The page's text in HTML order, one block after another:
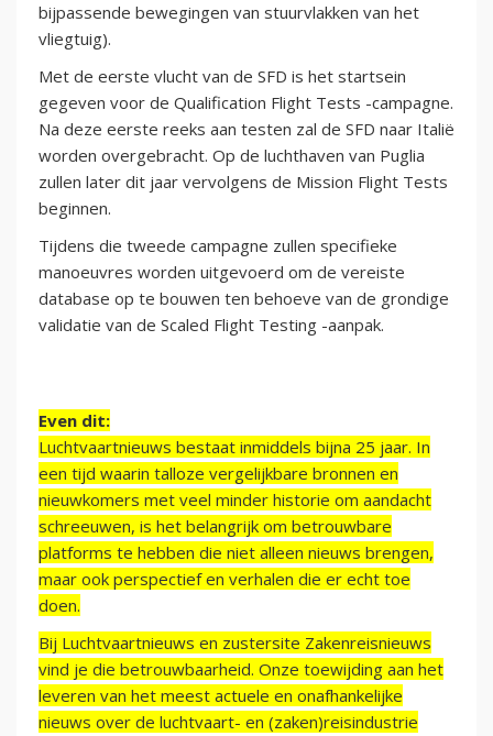
bijpassende bewegingen van stuurvlakken van het
vliegtuig).
Met de eerste vlucht van de SFD is het startsein
gegeven voor de Qualification Flight Tests -campagne.
Na deze eerste reeks aan testen zal de SFD naar Italië
worden overgebracht. Op de luchthaven van Puglia
zullen later dit jaar vervolgens de Mission Flight Tests
beginnen.
Tijdens die tweede campagne zullen specifieke
manoeuvres worden uitgevoerd om de vereiste
database op te bouwen ten behoeve van de grondige
validatie van de Scaled Flight Testing -aanpak.
Even dit:
Luchtvaartnieuws bestaat inmiddels bijna 25 jaar. In
een tijd waarin talloze vergelijkbare bronnen en
nieuwkomers met veel minder historie om aandacht
schreeuwen, is het belangrijk om betrouwbare
platforms te hebben die niet alleen nieuws brengen,
maar ook perspectief en verhalen die er echt toe
doen.
Bij Luchtvaartnieuws en zustersite Zakenreisnieuws
vind je die betrouwbaarheid. Onze toewijding aan het
leveren van het meest actuele en onafhankelijke
nieuws over de luchtvaart- en (zaken)reisindustrie